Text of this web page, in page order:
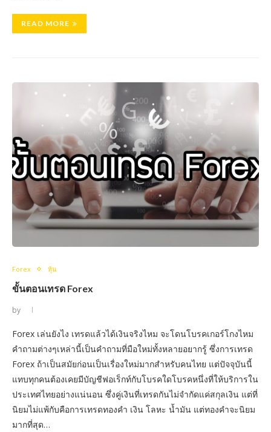
READ MORE
Forex หุ้น
ขั้นตอนเทรด Forex
by
Forex เล่นยังไง เทรดแล้วได้เงินจริงไหม จะโดนโบรคเกอร์โกงไหม
คำถามต่างๆเหล่านี้เป็นคำถามที่มือใหม่ทั้งหลายอยากรู้ ซึ่งการเทรด
Forex ถ้าเป็นสมัยก่อนเป็นเรื่องใหม่มากสำหรับคนไทย แต่ปัจจุบันนี้
แทบทุกคนต้องเคยมีบัญชีฟอเร็กท์กับโบรคใดโบรคหนึ่งที่ให้บริการใน
ประเทศไทยอย่างแน่นอน ซึ่งคู่เงินที่เทรดกันไม่จำกัดแค่สกุลเงิน แต่ที่
นิยมไม่แพ้กับคือการเทรดทองคำ เงิน โลหะ น้ำมัน แต่ทองคำจะนิยม
มากที่สุด…